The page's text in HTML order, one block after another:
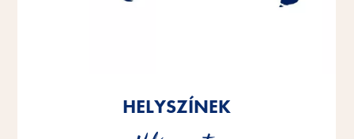
HELYSZÍNEK
HELYSZÍNEK
HELYSZÍNEK